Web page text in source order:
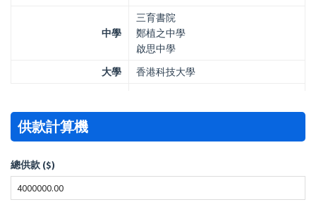
中學
三育書院
鄭植之中學
啟思中學
大學
香港科技大學
供款計算機
總供款 ($)